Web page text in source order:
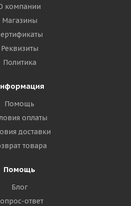
компании
Магазины
Реквизиты
Политика
Помощь
оплаты
доставки
товара
Помощь
Блог
ответ